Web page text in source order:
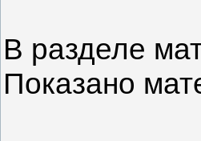
В разделе
Показано